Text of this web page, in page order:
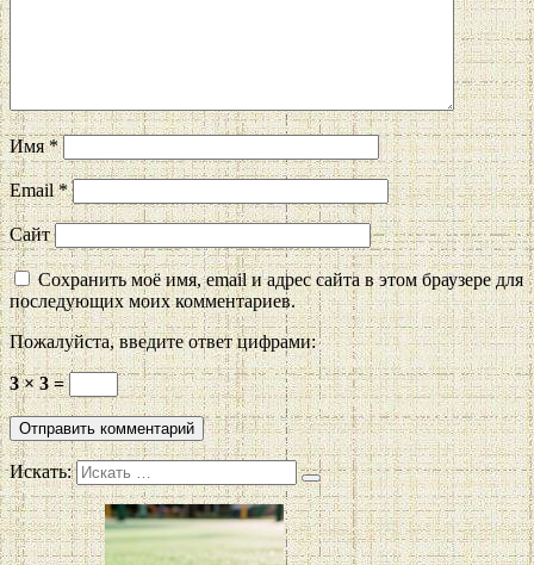
Имя*
Email*
Сайт
Сохранить моё имя, email и адрес сайта в этом браузере для
последующих моих комментариев.
Пожалуйста, введите ответ цифрами:
3 × 3 =
Искать: